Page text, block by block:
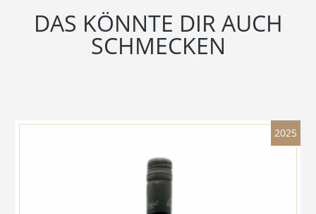
DAS KÖNNTE DIR AUCH
SCHMECKEN
2025